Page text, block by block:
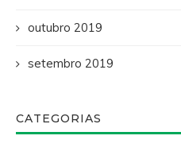
outubro 2019
setembro 2019
CATEGORIAS